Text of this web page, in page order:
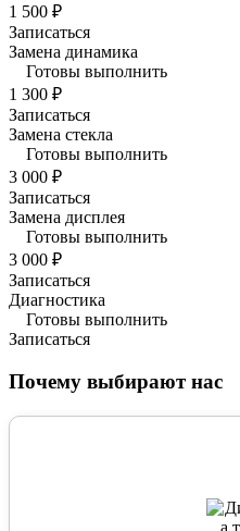
1 500 ₽
Записаться
Замена динамика
Готовы выполнить
1 300 ₽
Записаться
Замена стекла
Готовы выполнить
3 000 ₽
Записаться
Замена дисплея
Готовы выполнить
3 000 ₽
Записаться
Диагностика
Готовы выполнить
Записаться
Почему выбирают нас